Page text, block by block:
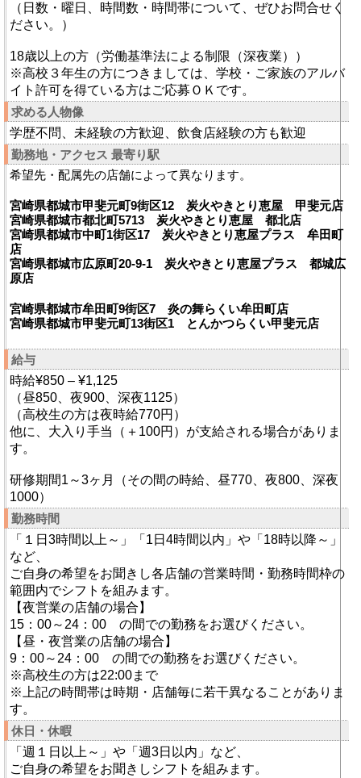
（日数・曜日、時間数・時間帯について、ぜひお問合せく
ださい。）
18歳以上の方（労働基準法による制限（深夜業））
※高校３年生の方につきましては、学校・ご家族のアルバ
イト許可を得ている方はご応募ＯＫです。
求める人物像
学歴不問、未経験の方歓迎、飲食店経験の方も歓迎
勤務地・アクセス 最寄り駅
希望先・配属先の店舗によって異なります。
宮崎県都城市甲斐元町9街区12 炭火やきとり恵屋 甲斐元店
宮崎県都城市都北町5713 炭火やきとり恵屋 都北店
宮崎県都城市中町1街区17 炭火やきとり恵屋プラス 牟田町
店
宮崎県都城市広原町20-9-1 炭火やきとり恵屋プラス 都城広
原店
宮崎県都城市牟田町9街区7 炎の舞らくい牟田町店
宮崎県都城市甲斐元町13街区1 とんかつらくい甲斐元店
給与
時給¥850 – ¥1,125
（昼850、夜900、深夜1125）
（高校生の方は夜時給770円）
他に、大入り手当（＋100円）が支給される場合がありま
す。
研修期間1～3ヶ月（その間の時給、昼770、夜800、深夜
1000）
勤務時間
「１日3時間以上～」「1日4時間以内」や「18時以降～」
など、
ご自身の希望をお聞きし各店舗の営業時間・勤務時間枠の
範囲内でシフトを組みます。
【夜営業の店舗の場合】
15：00～24：00 の間での勤務をお選びください。
【昼・夜営業の店舗の場合】
9：00～24：00 の間での勤務をお選びください。
※高校生の方は22:00まで
※上記の時間帯は時期・店舗毎に若干異なることがありま
す。
休日・休暇
「週１日以上～」や「週3日以内」など、
ご自身の希望をお聞きしシフトを組みます。